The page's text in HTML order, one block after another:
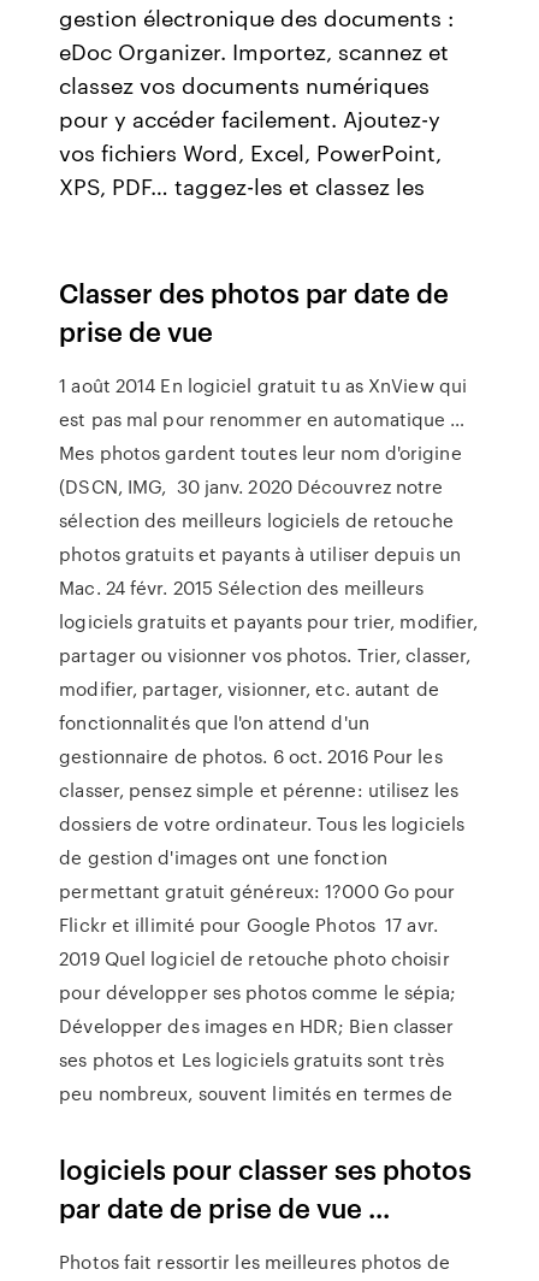
gestion électronique des documents :
eDoc Organizer. Importez, scannez et
classez vos documents numériques
pour y accéder facilement. Ajoutez-y
vos fichiers Word, Excel, PowerPoint,
XPS, PDF… taggez-les et classez les
Classer des photos par date de
prise de vue
1 août 2014 En logiciel gratuit tu as XnView qui
est pas mal pour renommer en automatique …
Mes photos gardent toutes leur nom d'origine
(DSCN, IMG, 30 janv. 2020 Découvrez notre
sélection des meilleurs logiciels de retouche
photos gratuits et payants à utiliser depuis un
Mac. 24 févr. 2015 Sélection des meilleurs
logiciels gratuits et payants pour trier, modifier,
partager ou visionner vos photos. Trier, classer,
modifier, partager, visionner, etc. autant de
fonctionnalités que l'on attend d'un
gestionnaire de photos. 6 oct. 2016 Pour les
classer, pensez simple et pérenne: utilisez les
dossiers de votre ordinateur. Tous les logiciels
de gestion d'images ont une fonction
permettant gratuit généreux: 1?000 Go pour
Flickr et illimité pour Google Photos 17 avr.
2019 Quel logiciel de retouche photo choisir
pour développer ses photos comme le sépia;
Développer des images en HDR; Bien classer
ses photos et Les logiciels gratuits sont très
peu nombreux, souvent limités en termes de
logiciels pour classer ses photos
par date de prise de vue ...
Photos fait ressortir les meilleures photos de